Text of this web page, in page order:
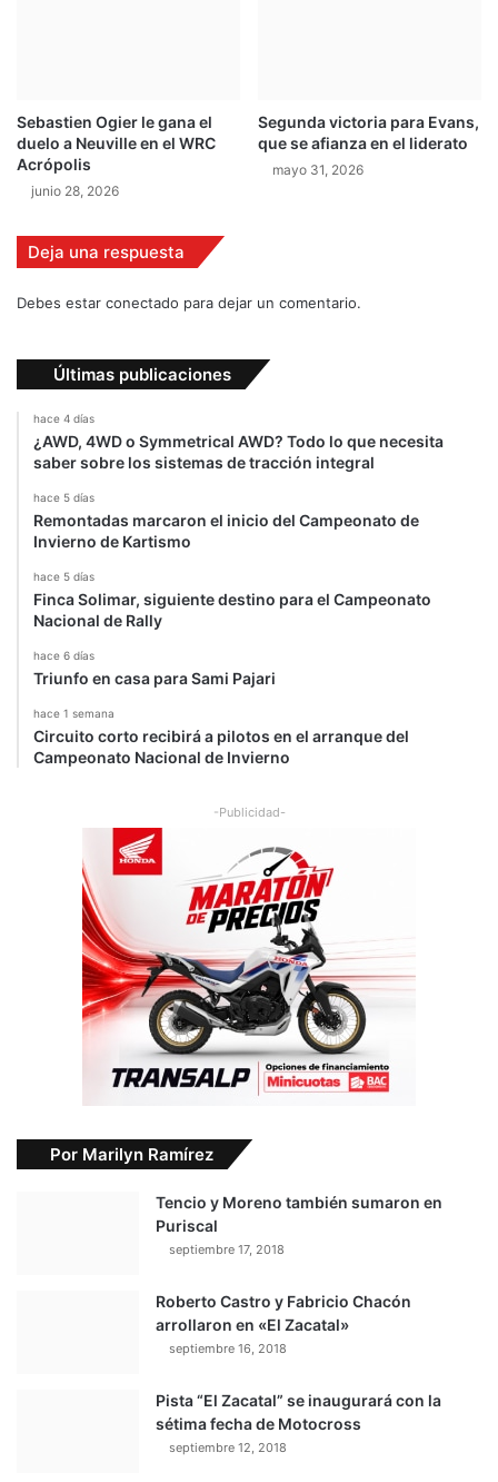
r
l
q
u
o
n
n
o
s
Sebastien Ogier le gana el
duelo a Neuville en el WRC
Acrópolis
junio 28, 2026
Segunda victoria para Evans,
que se afianza en el liderato
mayo 31, 2026
Deja una respuesta
Debes estar conectado para dejar un comentario.
Últimas publicaciones
hace 4 días
¿AWD, 4WD o Symmetrical AWD? Todo lo que necesita
saber sobre los sistemas de tracción integral
hace 5 días
Remontadas marcaron el inicio del Campeonato de
Invierno de Kartismo
hace 5 días
Finca Solimar, siguiente destino para el Campeonato
Nacional de Rally
hace 6 días
Triunfo en casa para Sami Pajari
hace 1 semana
Circuito corto recibirá a pilotos en el arranque del
Campeonato Nacional de Invierno
-Publicidad-
Por Marilyn Ramírez
Tencio y Moreno también sumaron en
Puriscal
septiembre 17, 2018
Roberto Castro y Fabricio Chacón
arrollaron en «El Zacatal»
septiembre 16, 2018
Pista “El Zacatal” se inaugurará con la
sétima fecha de Motocross
septiembre 12, 2018